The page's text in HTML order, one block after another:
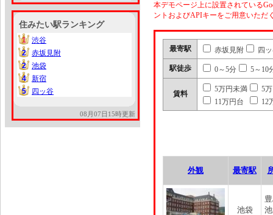
住みたい駅ランキング
1
1
渋谷
2
2
赤坂見附
2
2
池袋
4
4
新宿
5
5 四ッ谷
08月07日15時更新
本デモページ上に設置されている
ントおよびAPIキーをご用意いただ
最寄駅 赤坂見附 四
駅徒歩 0～5分 5～10
賃料
5万円未満
5
11万円台
12
外観 最寄駅
池袋